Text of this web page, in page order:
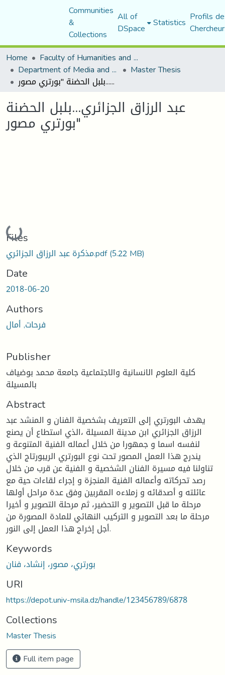
Communities
&
Collections
All of
DSpace Statistics Profils
Home
Faculty of Humanities and Social Sciences
Department of Media and Communication Studies Master Thesis
عبد الرزاق الجزائري...بلبل الحضنة "بورتري مصور
عبد الرزاق الجزائري...بلبل الحضنة
"بورتري مصور
Loading...
Files
مذكرة عبد الرزاق الجزائري.pdf(5.22 MB)
Date
2018-06-20
Authors
فرحات, أمال
Publisher
كلية العلوم الانسانية والاجتماعية جامعة محمد بوضياف
بالمسيلة
Abstract
يهدف البورتري إلى التعريف بشخصية الفنان و المنشد عبد
الرزاق الجزائري ابن مدينة المسيلة ،الذي استطاع أن يصنع
لنفسه اسما و جمهورا من خلال أعماله الفنية المتنوعة و
يندرج هذا العمل المصور تحت نوع البورتري الريبورتاج الذي
تناولنا فيه مسيرة الفنان الشخصية و الفنية عن قرب من خلال
رصد تحركاته وأعماله الفنية المنجزة و إجراء لقاءات حية مع
عائلته و أصدقائه و زملاءه المقربين وفق عدة مراحل أولها
مرحلة ما قبل التصوير و التحضير، ثم مرحلة التصوير و أخيرا
مرحلة ما بعد التصوير و التركيب النهائي للمادة المصورة من
أجل إخراج هذا العمل إلى النور.
Keywords
بورتري، مصور، إنشاد، فنان
URI
https://depot.univ-msila.dz/handle/123456789/6878
Collections
Master Thesis
Full item page